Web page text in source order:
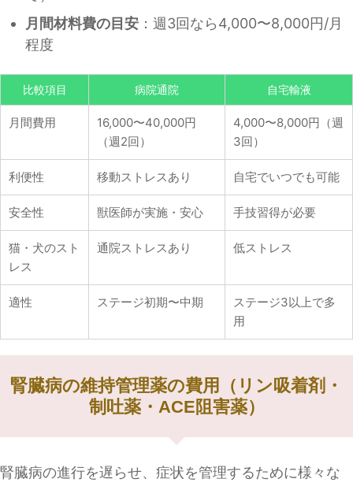
月間材料費の目安 ：週3回なら4,000〜8,000円/月
程度
比較項目 病院通院 自宅輸液
月間費用
16,000〜40,000円
（週2回）
4,000〜8,000円（週
3回）
利便性 移動ストレスあり 自宅でいつでも可能
安全性 獣医師が実施・安心 手技習得が必要
猫・犬のスト
レス
通院ストレスあり 低ストレス
適性 ステージ初期〜中期
ステージ3以上で多
用
腎臓病の維持管理薬の費用（リン吸着剤・
制吐薬・ACE阻害薬）
腎臓病の進行を遅らせ、症状を管理するために様々な